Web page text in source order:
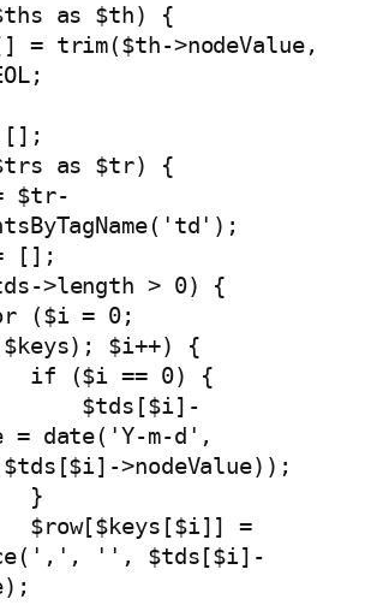
as $th) {
[];
as $tr) {
$i++) {
= date('Y-m-d',
>nodeValue));
'', $tds[$i]-